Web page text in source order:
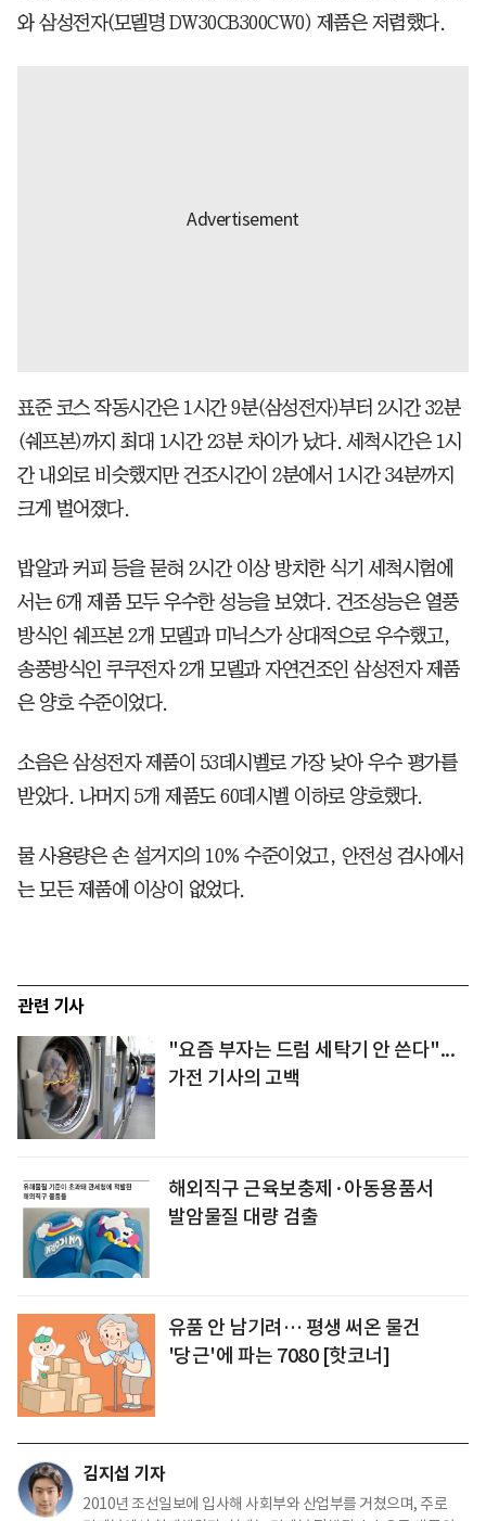
와 삼성전자(모델명 DW30CB300CW0) 제품은 저렴했다.
표준 코스 작동시간은 1시간 9분(삼성전자)부터 2시간 32분
(쉐프본)까지 최대 1시간 23분 차이가 났다. 세척시간은 1시
간 내외로 비슷했지만 건조시간이 2분에서 1시간 34분까지
크게 벌어졌다.
밥알과 커피 등을 묻혀 2시간 이상 방치한 식기 세척시험에
서는 6개 제품 모두 우수한 성능을 보였다. 건조성능은 열풍
방식인 쉐프본 2개 모델과 미닉스가 상대적으로 우수했고,
송풍방식인 쿠쿠전자 2개 모델과 자연건조인 삼성전자 제품
은 양호 수준이었다.
소음은 삼성전자 제품이 53데시벨로 가장 낮아 우수 평가를
받았다. 나머지 5개 제품도 60데시벨 이하로 양호했다.
물 사용량은 손 설거지의 10% 수준이었고, 안전성 검사에서
는 모든 제품에 이상이 없었다.
관련 기사
"요즘 부자는 드럼 세탁기 안 쓴다"...
가전 기사의 고백
해외직구 근육보충제·아동용품서
발암물질 대량 검출
유품 안 남기려… 평생 써온 물건
'당근'에 파는 7080 [핫코너]
김지섭 기자
2010년 조선일보에 입사해 사회부와 산업부를 거쳤으며, 주로